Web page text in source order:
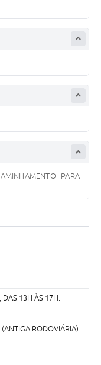
PARA
DAS 13H ÀS 17H.
RODOVIÁRIA)